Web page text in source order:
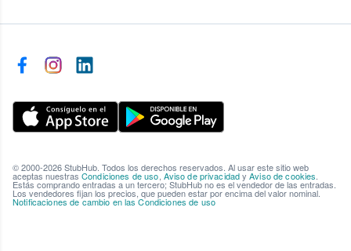
© 2000-2026 StubHub. Todos los derechos reservados. Al usar este sitio web
aceptas nuestras Condiciones de uso, Aviso de privacidadyAviso de cookies.
Estás comprando entradas a un tercero; StubHub no es el vendedor de las entradas.
Los vendedores fijan los precios, que pueden estar por encima del valor nominal.
Notificaciones de cambio en las Condiciones de uso